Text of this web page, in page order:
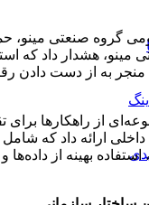
گروه صنعتی مینو،
هشدار داد که
منجر به از دست دادن
از راهکارها برای
ارائه داد که شامل
بهینه از داده‌ها